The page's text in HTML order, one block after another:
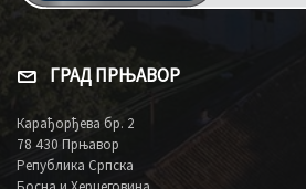
ГРАД ПРЊАВОР
Карађорђева бр. 2
78 430 Прњавор
Република Српска